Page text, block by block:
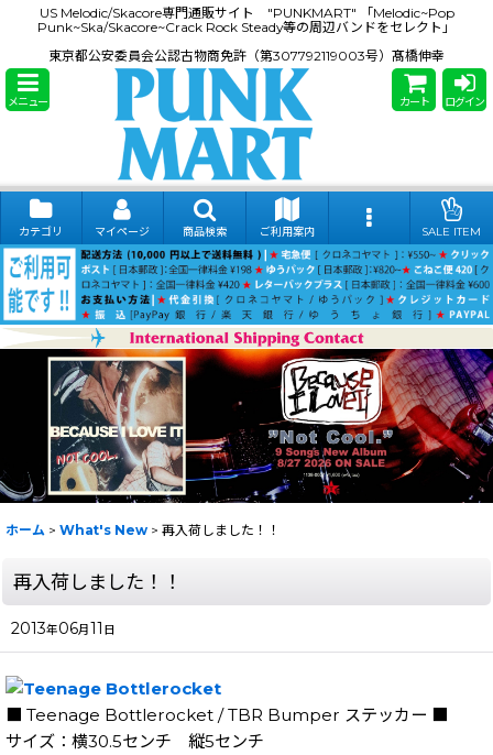
US Melodic/Skacore専門通販サイト "PUNKMART" 「Melodic~Pop
Punk~Ska/Skacore~Crack Rock Steady等の周辺バンドをセレクト」
東京都公安委員会公認古物商免許（第307792119003号）髙橋伸幸
メニュー カート ログイン
カテゴリ マイページ 商品検索 ご利用案内 SALE ITEM
ホーム > What's New > 再入荷しました！！
再入荷しました！！
2013年06月11 日
■ Teenage Bottlerocket / TBR Bumper ステッカー ■
サイズ：横30.5センチ 縦5センチ